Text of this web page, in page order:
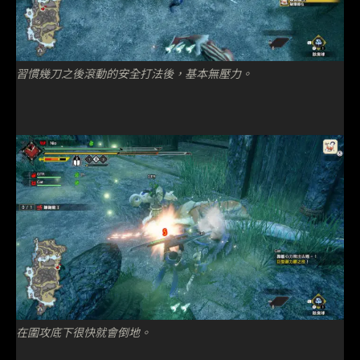
習慣幾刀之後滾動的安全打法後，基本無壓力。
在圍攻底下很快就會倒地。